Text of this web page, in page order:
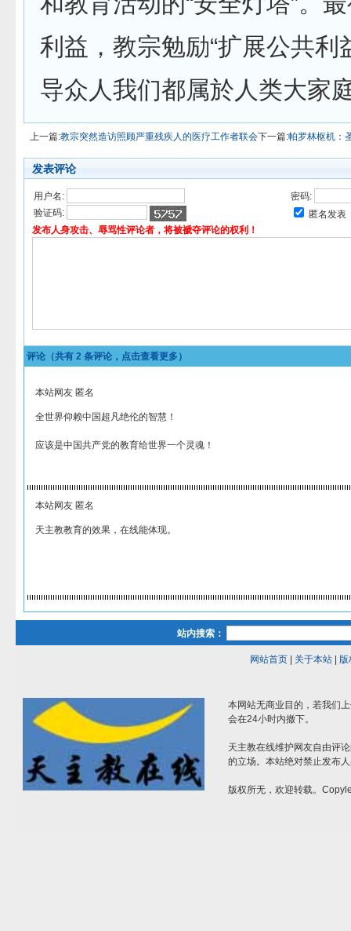
利益，教宗勉励“扩展公共利
导众人我们都属於人类大家
上一篇:教宗突然造访照顾严重残疾人的医疗工作者联会下一篇:帕罗林枢机：
发表评论
用户名:
密码:
验证码:
匿名发表
发布人身攻击、辱骂性评论者，将被褫夺评论的权利！
评论（共有 2 条评论，点击查看更多）
本站网友 匿名
全世界仰赖中国超凡绝伦的智慧！
应该是中国共产党的教育给世界一个灵魂！
本站网友 匿名
天主教教育的效果，在线能体现。
站内搜索：
网站首页| 关于本站| 版
本网站无商业目的，若我们
会在24小时内撤下。
天主教在线维护网友自由评
的立场。本站绝对禁止发布
版权所无，欢迎转载。